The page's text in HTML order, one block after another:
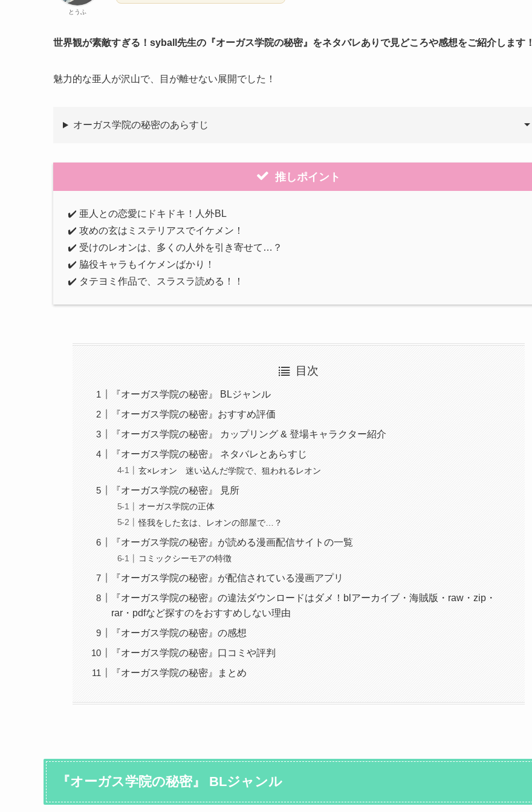
とうふ
世界観が素敵すぎる！syball先生の『オーガス学院の秘密』をネタバレありで見どころや感想をご紹介します！
魅力的な亜人が沢山で、目が離せない展開でした！
オーガス学院の秘密のあらすじ
推しポイント
✔️ 亜人との恋愛にドキドキ！人外BL
✔️ 攻めの玄はミステリアスでイケメン！
✔️ 受けのレオンは、多くの人外を引き寄せて…？
✔️ 脇役キャラもイケメンばかり！
✔️ タテヨミ作品で、スラスラ読める！！
目次
『オーガス学院の秘密』 BLジャンル
『オーガス学院の秘密』おすすめ評価
『オーガス学院の秘密』 カップリング & 登場キャラクター紹介
『オーガス学院の秘密』 ネタバレとあらすじ
玄×レオン 迷い込んだ学院で、狙われるレオン
『オーガス学院の秘密』 見所
オーガス学院の正体
怪我をした玄は、レオンの部屋で…？
『オーガス学院の秘密』が読める漫画配信サイトの一覧
コミックシーモアの特徴
『オーガス学院の秘密』が配信されている漫画アプリ
『オーガス学院の秘密』の違法ダウンロードはダメ！blアーカイブ・海賊版・raw・zip・
rar・pdfなど探すのをおすすめしない理由
『オーガス学院の秘密』の感想
『オーガス学院の秘密』口コミや評判
『オーガス学院の秘密』まとめ
『オーガス学院の秘密』 BLジャンル